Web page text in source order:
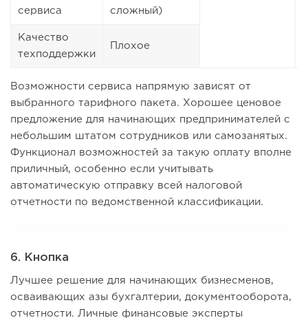
сервиса
сложный)
Качество
техподдержки
Плохое
Возможности сервиса напрямую зависят от
выбранного тарифного пакета. Хорошее ценовое
предложение для начинающих предпринимателей с
небольшим штатом сотрудников или самозанятых.
Функционал возможностей за такую оплату вполне
приличный, особенно если учитывать
автоматическую отправку всей налоговой
отчетности по ведомственной классификации.
6. Кнопка
Лучшее решение для начинающих бизнесменов,
осваивающих азы бухгалтерии, документооборота,
отчетности. Личные финансовые эксперты